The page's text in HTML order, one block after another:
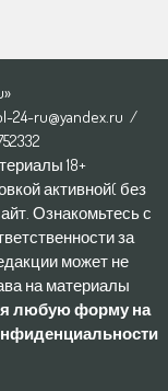
24-ru@yandex.ru /
18+
активной( без
Ознакомьтесь с
за
может не
на материалы
любую форму на